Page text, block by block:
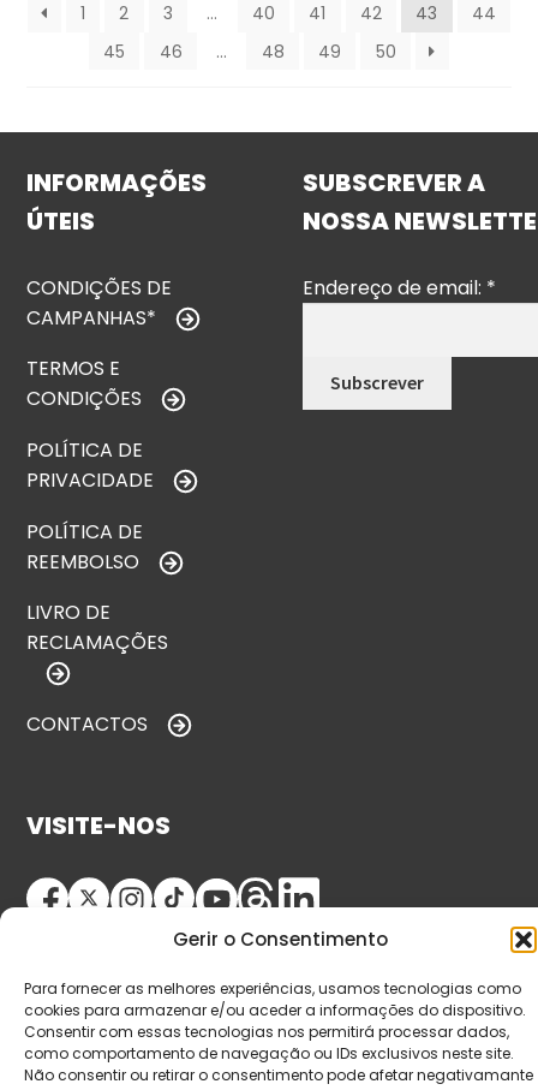
Gerir o Consentimento
Para fornecer as melhores experiências, usamos tecnologias como
cookies para armazenar e/ou aceder a informações do dispositivo.
Consentir com essas tecnologias nos permitirá processar dados,
como comportamento de navegação ou IDs exclusivos neste site.
Não consentir ou retirar o consentimento pode afetar negativamante
1 2 3 … 40 41 42 43
44
45
46 … 48 49 50
INFORMAÇÕES
ÚTEIS
CONDIÇÕES DE
CAMPANHAS*
TERMOS E
CONDIÇÕES
POLÍTICA DE
PRIVACIDADE
POLÍTICA DE
REEMBOLSO
LIVRO DE
RECLAMAÇÕES
CONTACTOS
SUBSCREVER A
NOSSA
Endereço de email: *
VISITE-NOS
© Copyright 2026 Saída de Emergência. Todos os